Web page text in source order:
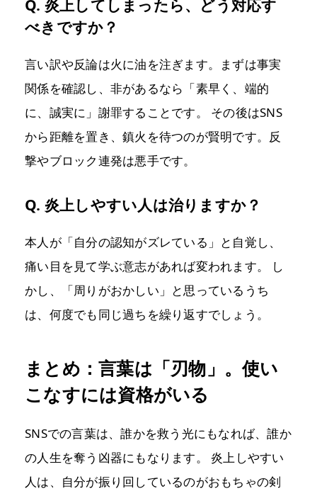
Q. 炎上してしまったら、どう対応す
べきですか？
言い訳や反論は火に油を注ぎます。まずは事実
関係を確認し、非があるなら「素早く、端的
に、誠実に」謝罪することです。 その後はSNS
から距離を置き、鎮火を待つのが賢明です。反
撃やブロック連発は悪手です。
Q. 炎上しやすい人は治りますか？
本人が「自分の認知がズレている」と自覚し、
痛い目を見て学ぶ意志があれば変われます。 し
かし、「周りがおかしい」と思っているうち
は、何度でも同じ過ちを繰り返すでしょう。
まとめ：言葉は「刃物」。使い
こなすには資格がいる
SNSでの言葉は、誰かを救う光にもなれば、誰か
の人生を奪う凶器にもなります。 炎上しやすい
人は、自分が振り回しているのがおもちゃの剣